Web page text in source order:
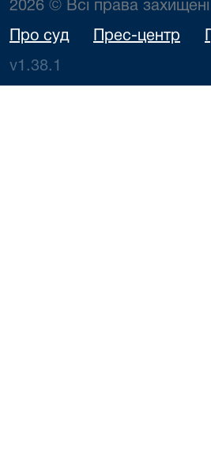
2026 © Всі права захищені
Про суд Прес-центр
v1.38.1